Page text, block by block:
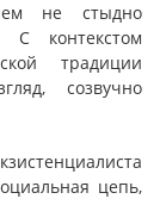
не стыдно
С контекстом
традиции
созвучно
цепь,